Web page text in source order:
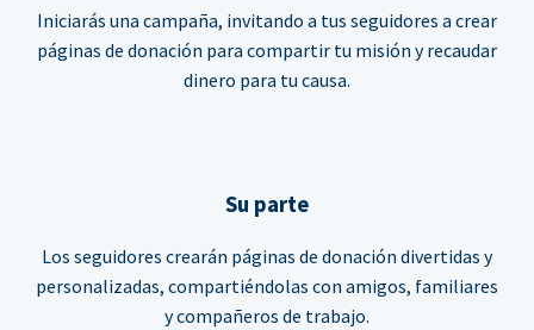
Iniciarás una campaña, invitando a tus seguidores a crear
páginas de donación para compartir tu misión y recaudar
dinero para tu causa.
Su parte
Los seguidores crearán páginas de donación divertidas y
personalizadas, compartiéndolas con amigos, familiares
y compañeros de trabajo.